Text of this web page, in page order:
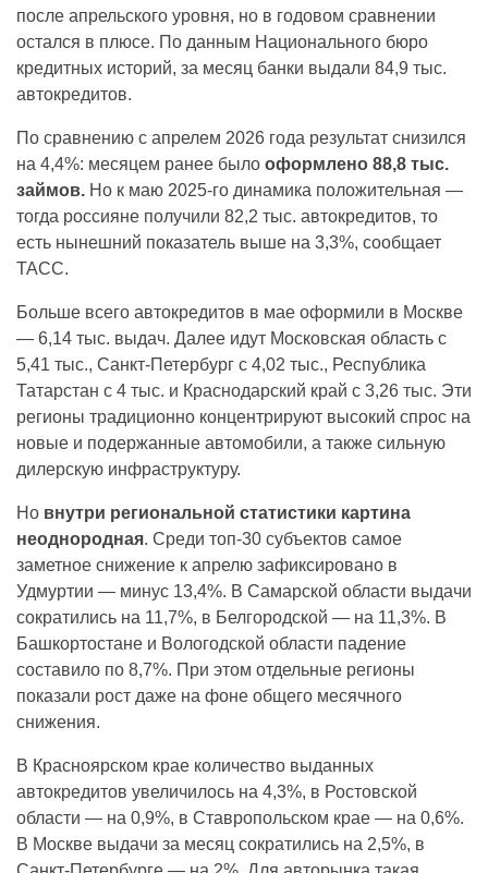
после апрельского уровня, но в годовом сравнении
остался в плюсе. По данным Национального бюро
кредитных историй, за месяц банки выдали 84,9 тыс.
автокредитов.
По сравнению с апрелем 2026 года результат снизился
на 4,4%: месяцем ранее было оформлено 88,8 тыс.
займов. Но к маю 2025-го динамика положительная —
тогда россияне получили 82,2 тыс. автокредитов, то
есть нынешний показатель выше на 3,3%, сообщает
ТАСС.
Больше всего автокредитов в мае оформили в Москве
— 6,14 тыс. выдач. Далее идут Московская область с
5,41 тыс., Санкт-Петербург с 4,02 тыс., Республика
Татарстан с 4 тыс. и Краснодарский край с 3,26 тыс. Эти
регионы традиционно концентрируют высокий спрос на
новые и подержанные автомобили, а также сильную
дилерскую инфраструктуру.
Но внутри региональной статистики картина
неоднородная. Среди топ-30 субъектов самое
заметное снижение к апрелю зафиксировано в
Удмуртии — минус 13,4%. В Самарской области выдачи
сократились на 11,7%, в Белгородской — на 11,3%. В
Башкортостане и Вологодской области падение
составило по 8,7%. При этом отдельные регионы
показали рост даже на фоне общего месячного
снижения.
В Красноярском крае количество выданных
автокредитов увеличилось на 4,3%, в Ростовской
области — на 0,9%, в Ставропольском крае — на 0,6%.
В Москве выдачи за месяц сократились на 2,5%, в